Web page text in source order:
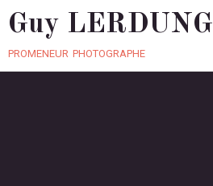
Guy LERDUNG
promeneur photographe